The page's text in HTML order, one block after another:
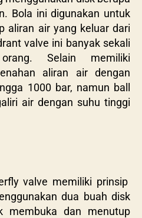
Bola ini digunakan untuk
aliran air yang keluar dari
valve ini banyak sekali
Selain memiliki
aliran air dengan
1000 bar, namun ball
air dengan suhu tinggi
valve memiliki prinsip
dua buah disk
membuka dan menutup